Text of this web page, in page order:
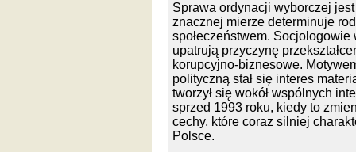
Sprawa ordynacji wyborczej
znacznej mierze determinuje
społeczeństwem.
upatrują przyczynę
korupcyjno-biznesowe.
polityczną stał się interes
tworzył się wokół wspólnych
sprzed 1993 roku, kiedy to
cechy, które coraz silniej
Polsce.